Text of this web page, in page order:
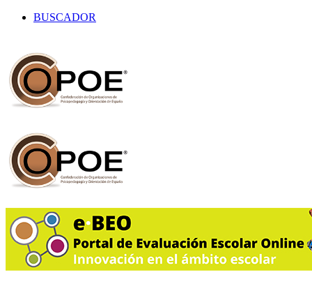
BUSCADOR